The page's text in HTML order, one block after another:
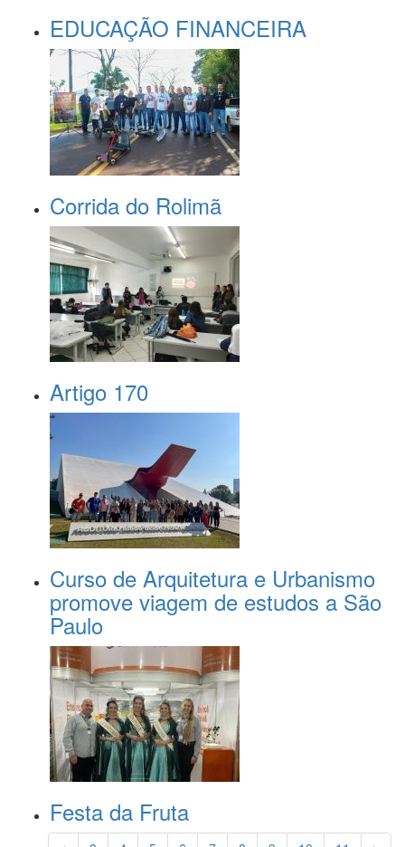
EDUCAÇÃO FINANCEIRA
Corrida do Rolimã
Artigo 170
Curso de Arquitetura e Urbanismo
promove viagem de estudos a São
Paulo
Festa da Fruta